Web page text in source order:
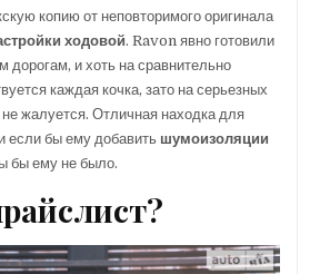
копию от неповторимого оригинала
ходовой. Ravon явно готовили
дорогам, и хоть на сравнительно
каждая кочка, зато на серьезных
жалуется. Отличная находка для
если бы ему добавить шумоизоляции
бы ему не было.